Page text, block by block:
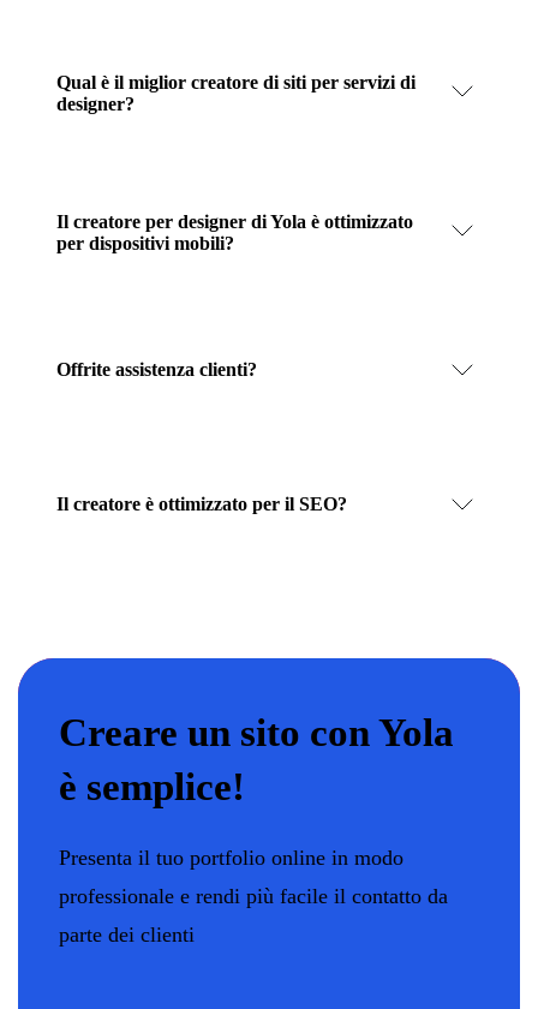
Qual è il miglior creatore di siti per servizi di
designer?
Il creatore per designer di Yola è ottimizzato
per dispositivi mobili?
Offrite assistenza clienti?
Il creatore è ottimizzato per il SEO?
Creare un sito con Yola
è semplice!
Presenta il tuo portfolio online in modo
professionale e rendi più facile il contatto da
parte dei clienti